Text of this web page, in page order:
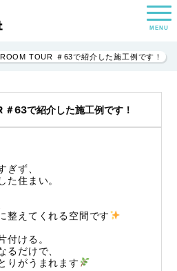
MENU
TOUR ＃63で紹介した施工例です！
＃63で紹介した施工例です！
ぎず、
た住まい。
整えてくれる空間です
付ける。
るだけで、
りがうまれます